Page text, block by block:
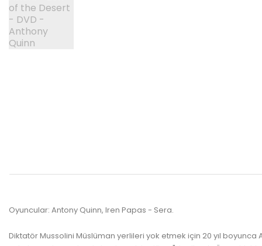
Oyuncular: Antony Quinn, Iren Papas - Sera.
Diktatör Mussolini Müslüman yerlileri yok etmek için 20 yıl